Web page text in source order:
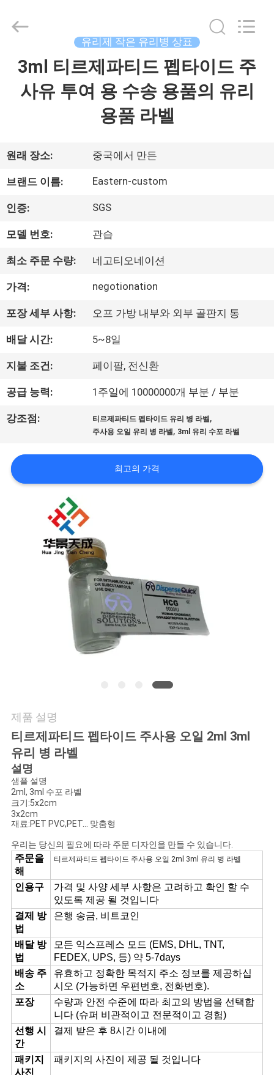
우
리
에
여
공
장
여
행
품
질
뉴
스
경
우
사
이
트
맵
PRIVACY
POLICY
2017
Industry
유리제 작은 유리병 상표
3ml 티르제파티드 펩타이드 주
사유 투여 용 수송 용품의 유리
용품 라벨
원래 장소: 중국에서 만든
브랜드 이름: Eastern-custom
인증: SGS
모델 번호: 관습
최소 주문 수량: 네고티오네이션
가격: negotionation
포장 세부 사항: 오프 가방 내부와 외부 골판지 통
배달 시간: 5~8일
지불 조건: 페이팔, 전신환
공급 능력: 1주일에 10000000개 부분 / 부분
강조점: 티르제파티드 펩타이드 유리 병 라벨,
주사용 오일 유리 병 라벨, 3ml 유리 수포 라벨
최고의 가격
제품 설명
티르제파티드 펩타이드 주사용 오일 2ml 3ml
유리 병 라벨
설명
샘플 설명
2ml, 3ml 수포 라벨
크기:5x2cm
3x2cm
재료:PET PVC,PET... 맞춤형
우리는 당신의 필요에 따라 주문 디자인을 만들 수 있습니다.
주문을
해
티르제파티드 펩타이드 주사용 오일 2ml 3ml 유리 병 라벨
인용구
가격 및 사양 세부 사항은 고려하고 확인 할 수
있도록 제공 될 것입니다
결제 방
법
은행 송금, 비트코인
배달 방
법
모든 익스프레스 모드 (EMS, DHL, TNT,
FEDEX, UPS, 등) 약 5-7days
배송 주
소
유효하고 정확한 목적지 주소 정보를 제공하십
시오 (가능하면 우편번호, 전화번호).
포장
수량과 안전 수준에 따라 최고의 방법을 선택합
니다 (슈퍼 비관적이고 전문적이고 경험)
선행 시
간
결제 받은 후 8시간 이내에
패키지
사진
패키지의 사진이 제공 될 것입니다